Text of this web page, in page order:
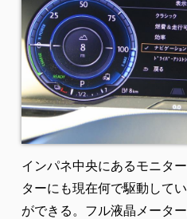
インパネ中央にあるモニタ
ターにも現在何で駆動して
ができる。フル液晶メータ